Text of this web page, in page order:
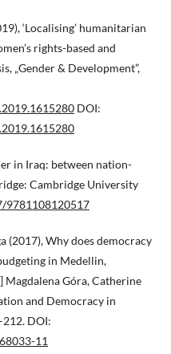
‘Localising’ humanitarian
rights-based and
„Gender & Development”,
DOI:
in Iraq: between nation-
Cambridge University
9781108120517
(2017), Why does democracy
in Medellin,
Góra, Catherine
and Democracy in
DOI:
11